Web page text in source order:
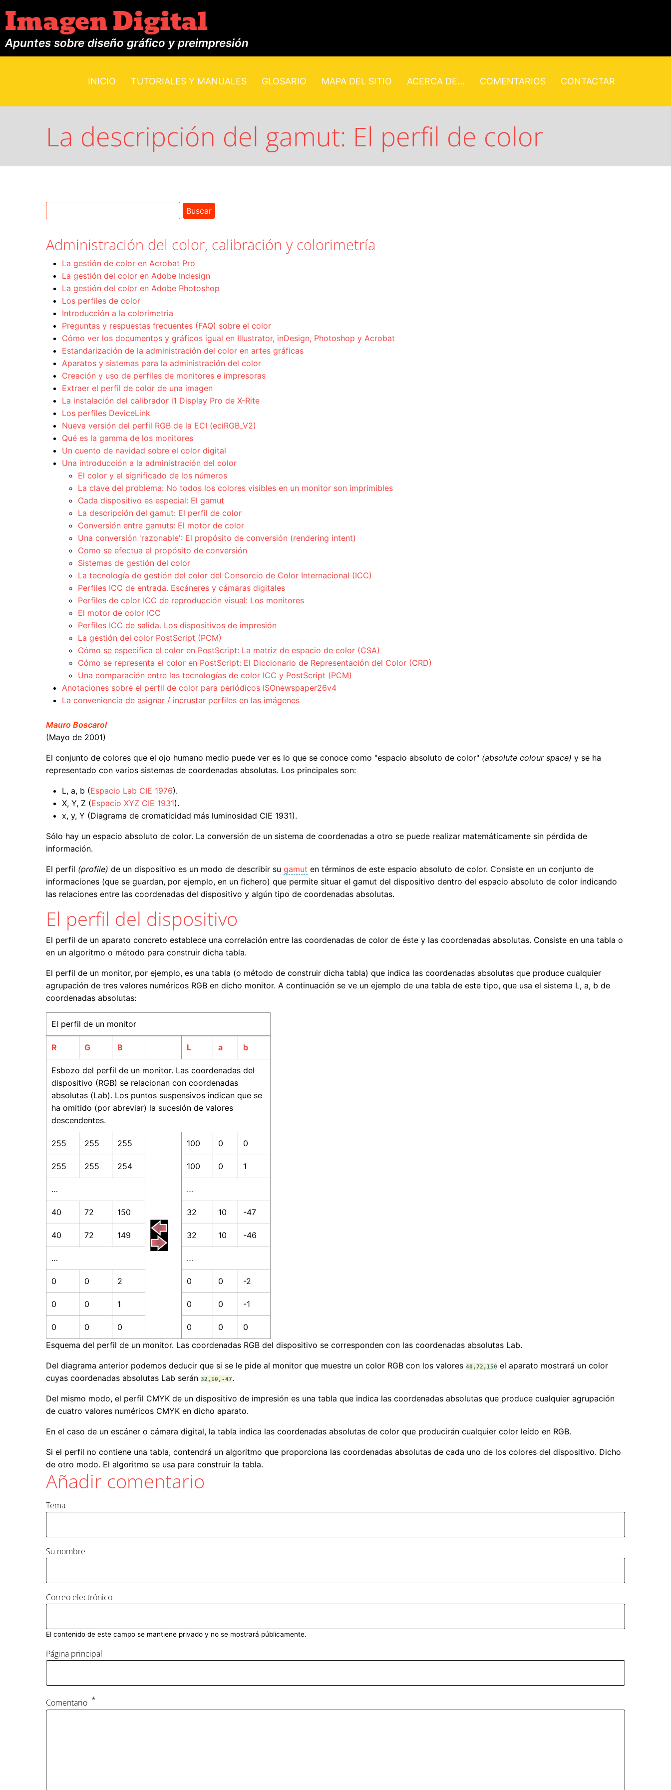
Imagen Digital
Apuntes sobre diseño gráfico y preimpresión
INICIO TUTORIALES Y MANUALES GLOSARIO MAPA DEL SITIO ACERCA DE... COMENTARIOS CONTACTAR
La descripción del gamut: El perfil de color
Administración del color, calibración y colorimetría
La gestión de color en Acrobat Pro
La gestión del color en Adobe Indesign
La gestión del color en Adobe Photoshop
Los perfiles de color
Introducción a la colorimetria
Preguntas y respuestas frecuentes (FAQ) sobre el color
Cómo ver los documentos y gráficos igual en Illustrator, inDesign, Photoshop y Acrobat
Estandarización de la administración del color en artes gráficas
Aparatos y sistemas para la administración del color
Creación y uso de perfiles de monitores e impresoras
Extraer el perfil de color de una imagen
La instalación del calibrador i1 Display Pro de X-Rite
Los perfiles DeviceLink
Nueva versión del perfil RGB de la ECI (eciRGB_V2)
Qué es la gamma de los monitores
Un cuento de navidad sobre el color digital
Una introducción a la administración del color
El color y el significado de los números
La clave del problema: No todos los colores visibles en un monitor son imprimibles
Cada dispositivo es especial: El gamut
La descripción del gamut: El perfil de color
Conversión entre gamuts: El motor de color
Una conversión 'razonable': El propósito de conversión (rendering intent)
Como se efectua el propósito de conversión
Sistemas de gestión del color
La tecnología de gestión del color del Consorcio de Color Internacional (ICC)
Perfiles ICC de entrada. Escáneres y cámaras digitales
Perfiles de color ICC de reproducción visual: Los monitores
El motor de color ICC
Perfiles ICC de salida. Los dispositivos de impresión
La gestión del color PostScript (PCM)
Cómo se especifica el color en PostScript: La matriz de espacio de color (CSA)
Cómo se representa el color en PostScript: El Diccionario de Representación del Color (CRD)
Una comparación entre las tecnologías de color ICC y PostScript (PCM)
Anotaciones sobre el perfil de color para periódicos ISOnewspaper26v4
La conveniencia de asignar / incrustar perfiles en las imágenes
Mauro Boscarol
(Mayo de 2001)
El conjunto de colores que el ojo humano medio puede ver es lo que se conoce como "espacio absoluto de color" (absolute colour space) y se ha
representado con varios sistemas de coordenadas absolutas. Los principales son:
L, a, b (Espacio Lab CIE 1976).
X, Y, Z (Espacio XYZ CIE 1931).
x, y, Y (Diagrama de cromaticidad más luminosidad CIE 1931).
Sólo hay un espacio absoluto de color. La conversión de un sistema de coordenadas a otro se puede realizar matemáticamente sin pérdida de
información.
El perfil (profile) de un dispositivo es un modo de describir su gamut en términos de este espacio absoluto de color. Consiste en un conjunto de
informaciones (que se guardan, por ejemplo, en un fichero) que permite situar el gamut del dispositivo dentro del espacio absoluto de color indicando
las relaciones entre las coordenadas del dispositivo y algún tipo de coordenadas absolutas.
El perfil del dispositivo
El perfil de un aparato concreto establece una correlación entre las coordenadas de color de éste y las coordenadas absolutas. Consiste en una tabla o
en un algoritmo o método para construir dicha tabla.
El perfil de un monitor, por ejemplo, es una tabla (o método de construir dicha tabla) que indica las coordenadas absolutas que produce cualquier
agrupación de tres valores numéricos RGB en dicho monitor. A continuación se ve un ejemplo de una tabla de este tipo, que usa el sistema L, a, b de
coordenadas absolutas:
El perfil de un monitor
R G B L a b
Esbozo del perfil de un monitor. Las coordenadas del
dispositivo (RGB) se relacionan con coordenadas
absolutas (Lab). Los puntos suspensivos indican que se
ha omitido (por abreviar) la sucesión de valores
descendentes.
255 255 255 100 0 0
255 255 254 100 0 1
… …
40 72 150 32 10 -47
40 72 149 32 10 -46
… …
0 0 2 0 0 -2
0 0 1 0 0 -1
0 0 0 0 0
0
Esquema del perfil de un monitor. Las coordenadas RGB del dispositivo se corresponden con las coordenadas absolutas Lab.
Del diagrama anterior podemos deducir que si se le pide al monitor que muestre un color RGB con los valores 40,72,150 el aparato mostrará un color
cuyas coordenadas absolutas Lab serán 32,10,-47.
Del mismo modo, el perfil CMYK de un dispositivo de impresión es una tabla que indica las coordenadas absolutas que produce cualquier agrupación
de cuatro valores numéricos CMYK en dicho aparato.
En el caso de un escáner o cámara digital, la tabla indica las coordenadas absolutas de color que producirán cualquier color leído en RGB.
Si el perfil no contiene una tabla, contendrá un algoritmo que proporciona las coordenadas absolutas de cada uno de los colores del dispositivo. Dicho
de otro modo. El algoritmo se usa para construir la tabla.
Añadir comentario
Tema
Su nombre
Correo electrónico
El contenido de este campo se mantiene privado y no se mostrará públicamente.
Página principal
Comentario